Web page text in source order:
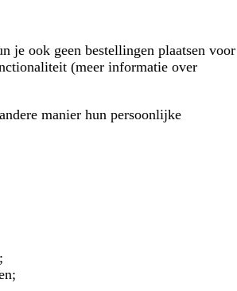
je ook geen bestellingen plaatsen voor
(meer informatie over
manier hun persoonlijke